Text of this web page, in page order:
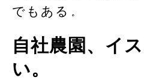
でもある。
自社農園、イ
い。